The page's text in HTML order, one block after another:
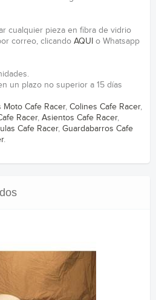
cualquier pieza en fibra de vidrio
correo, clicando AQUI o Whatsapp
un plazo no superior a 15 días
Moto Cafe Racer, Colines Cafe Racer,
Racer, Asientos Cafe Racer,
Cafe Racer, Guardabarros Cafe
.